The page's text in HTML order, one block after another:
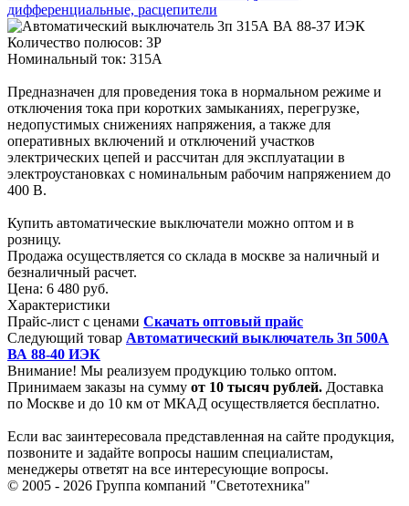
дифференциальные, расцепители
Количество полюсов: 3P
Номинальный ток: 315А
Предназначен для проведения тока в нормальном режиме и
отключения тока при коротких замыканиях, перегрузке,
недопустимых снижениях напряжения, а также для
оперативных включений и отключений участков
электрических цепей и рассчитан для эксплуатации в
электроустановках с номинальным рабочим напряжением до
400 В.
Купить автоматические выключатели можно оптом и в
розницу.
Продажа осуществляется со склада в москве за наличный и
безналичный расчет.
Цена: 6 480 руб.
Характеристики
Прайс-лист с ценами Скачать оптовый прайс
Следующий товар Автоматический выключатель 3п 500А
ВА 88-40 ИЭК
Внимание! Мы реализуем продукцию только оптом.
Принимаем заказы на сумму от 10 тысяч рублей. Доставка
по Москве и до 10 км от МКАД осуществляется бесплатно.
Если вас заинтересовала представленная на сайте продукция,
позвоните и задайте вопросы нашим специалистам,
менеджеры ответят на все интересующие вопросы.
© 2005 - 2026 Группа компаний "Светотехника"